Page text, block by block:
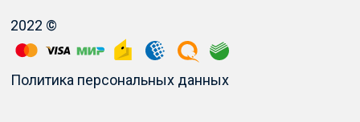
2022 ©
Политика персональных данных